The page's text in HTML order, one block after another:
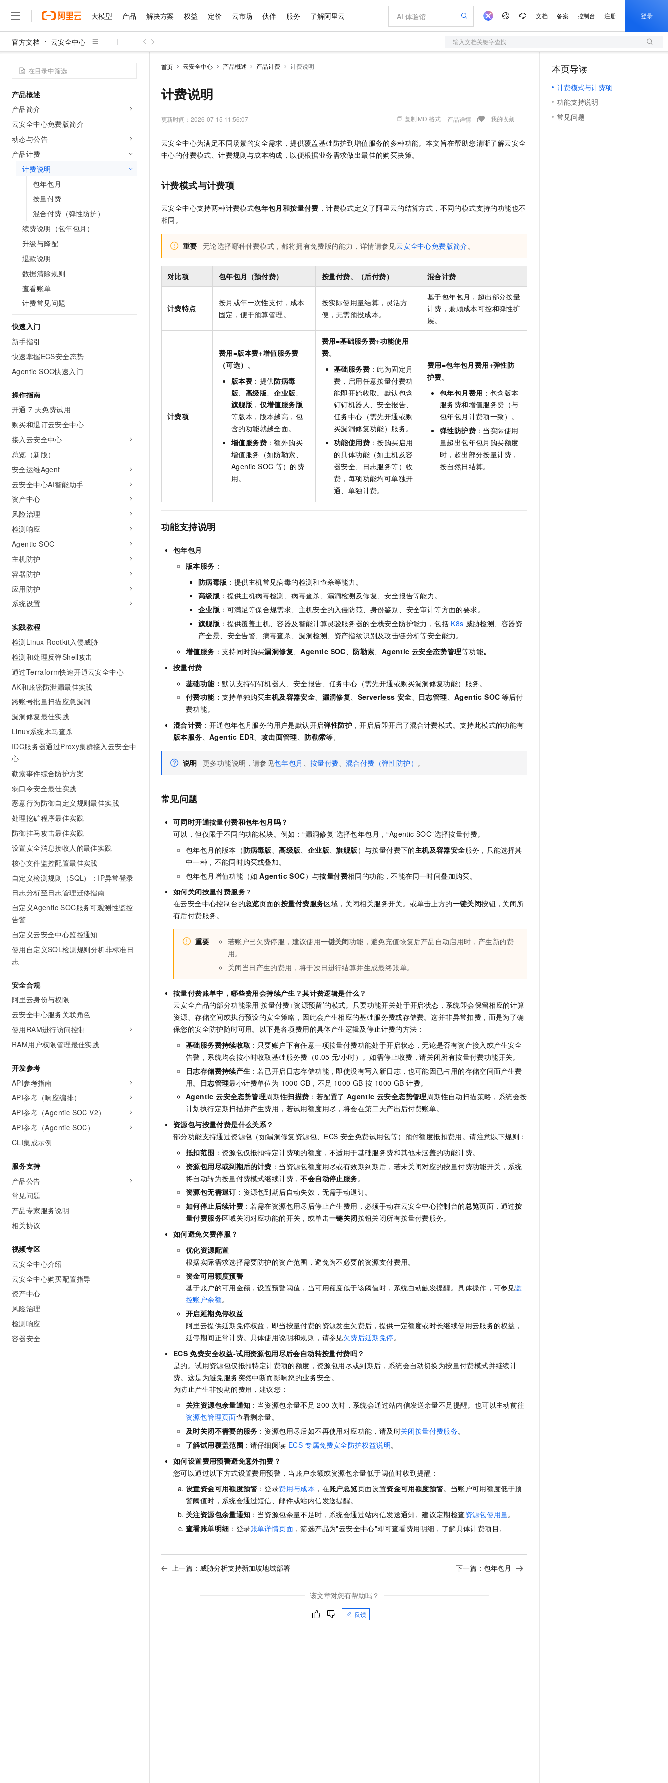
大模型 产品 解决方案 权益 定价 云市场 伙伴 服务 了解阿里云 文档 备案 控制台 注册 登录
官方文档 云安全中心 输入文档关键字查找
产品概述
产品简介
云安全中心免费版简介
动态与公告
产品计费
计费说明
包年包月
按量付费
混合付费（弹性防护）
续费说明（包年包月）
升级与降配
退款说明
数据清除规则
查看账单
计费常见问题
快速入门
新手指引
快速掌握ECS安全态势
Agentic SOC快速入门
操作指南
开通 7 天免费试用
购买和退订云安全中心
接入云安全中心
总览（新版）
安全运维Agent
云安全中心AI智能助手
资产中心
风险治理
检测响应
Agentic SOC
主机防护
容器防护
应用防护
系统设置
实践教程
检测Linux Rootkit入侵威胁
检测和处理反弹Shell攻击
通过Terraform快速开通云安全中心
AK和账密防泄漏最佳实践
跨账号批量扫描应急漏洞
漏洞修复最佳实践
Linux系统木马查杀
IDC服务器通过Proxy集群接入云安全中
心
勒索事件综合防护方案
弱口令安全最佳实践
恶意行为防御自定义规则最佳实践
处理挖矿程序最佳实践
防御挂马攻击最佳实践
设置安全消息接收人的最佳实践
核心文件监控配置最佳实践
自定义检测规则（SQL）：IP异常登录
日志分析至日志管理迁移指南
自定义Agentic SOC服务可观测性监控
告警
自定义云安全中心监控通知
使用自定义SQL检测规则分析非标准日
志
安全合规
阿里云身份与权限
云安全中心服务关联角色
使用RAM进行访问控制
RAM用户权限管理最佳实践
开发参考
API参考指南
API参考（响应编排）
API参考（Agentic SOC V2）
API参考（Agentic SOC）
CLI集成示例
服务支持
产品公告
常见问题
产品专家服务说明
相关协议
视频专区
云安全中心介绍
云安全中心购买配置指导
资产中心
风险治理
检测响应
容器安全
首页 云安全中心 产品概述 产品计费 计费说明
计费说明
更新时间： 2026-07-15 11:56:07 复制 MD 格式 产品详情 我的收藏
云安全中心为满足不同场景的安全需求，提供覆盖基础防护到增值服务的多种功能。本文旨在帮助您清晰了解云安全
中心的付费模式、计费规则与成本构成，以便根据业务需求做出最佳的购买决策。
计费模式与计费项
云安全中心支持两种计费模式包年包月和按量付费 ，计费模式定义了阿里云的结算方式，不同的模式支持的功能也不
相同。
重要 无论选择哪种付费模式，都将拥有免费版的能力，详情请参见云安全中心免费版简介。
对比项 包年包月（预付费） 按量付费、（后付费） 混合计费
计费特点
按月或年一次性支付，成本
固定，便于预算管理。
按实际使用量结算，灵活方
便，无需预投成本。
基于包年包月，超出部分按量
计费，兼顾成本可控和弹性扩
展。
计费项
费用=版本费+增值服务费
（可选）。
版本费 ：提供防病毒
版、 高级版、企业版、
旗舰版 ， 仅增值服务版
等版本，版本越高，包
含的功能就越全面。
增值服务费 ：额外购买
增值服务（如防勒索、
Agentic SOC 等）的费
用。
费用=基础服务费+功能使用
费。
基础服务费 ：此为固定月
费，启用任意按量付费功
能即开始收取。默认包含
钉钉机器人、安全报告、
任务中心（需先开通或购
买漏洞修复功能）服务。
功能使用费 ：按购买启用
的具体功能（如主机及容
器安全、日志服务等）收
费，每项功能均可单独开
通、单独计费。
费用=包年包月费用+弹性防
护费。
包年包月费用 ：包含版本
服务费和增值服务费（与
包年包月计费项一致）。
弹性防护费 ：当实际使用
量超出包年包月购买额度
时，超出部分按量计费，
按自然日结算。
功能支持说明
包年包月
版本服务 ：
防病毒版 ：提供主机常见病毒的检测和查杀等能力。
高级版 ：提供主机病毒检测、病毒查杀、漏洞检测及修复、安全报告等能力。
企业版 ：可满足等保合规需求、 主机安全的入侵防范、身份鉴别、安全审计等方面的要求。
旗舰版 ：提供覆盖主机、容器及智能计算灵骏服务器的全栈安全防护能力，包括 K8s 威胁检测、容器资
产全景、安全告警、病毒查杀、漏洞检测、资产指纹识别及攻击链分析等安全能力。
增值服务 ：支持同时购买漏洞修复、Agentic SOC、防勒索、 Agentic云安全态势管理等功能。
按量付费
基础功能： 默认支持钉钉机器人、安全报告、任务中心（需先开通或购买漏洞修复功能）服务。
付费功能： 支持单独购买主机及容器安全、 漏洞修复、 Serverless 安全、 日志管理、Agentic SOC 等后付
费功能。
混合计费 ：开通包年包月服务的用户是默认开启弹性防护 ，开启后即开启了混合计费模式。支持此模式的功能有
版本服务、Agentic EDR、 攻击面管理、防勒索等。
说明 更多功能说明，请参见包年包月 、按量付费、混合付费（弹性防护） 。
常见问题
可同时开通按量付费和包年包月吗？
可以，但仅限于不同的功能模块。例如：“漏洞修复”选择包年包月，“Agentic SOC”选择按量付费。
包年包月的版本（防病毒版、高级版、 企业版、旗舰版 ）与按量付费下的主机及容器安全服务，只能选择其
中一种，不能同时购买或叠加。
包年包月增值功能（如 Agentic SOC）与按量付费相同的功能，不能在同一时间叠加购买。
如何关闭按量付费服务 ？
在云安全中心控制台的总览页面的按量付费服务区域，关闭相关服务开关。或单击上方的一键关闭按钮，关闭所
有后付费服务。
重要 若账户已欠费停服，建议使用一键关闭功能，避免充值恢复后产品自动启用时，产生新的费
用。
关闭当日产生的费用，将于次日进行结算并生成最终账单。
按量付费账单中，哪些费用会持续产生？其计费逻辑是什么？
云安全产品的部分功能采用‘按量付费+资源预留’的模式。只要功能开关处于开启状态，系统即会保留相应的计算
资源、存储空间或执行预设的安全策略，因此会产生相应的基础服务费或存储费。这并非异常扣费，而是为了确
保您的安全防护随时可用。以下是各项费用的具体产生逻辑及停止计费的方法：
基础服务费持续收取 ：只要账户下有任意一项按量付费功能处于开启状态，无论是否有资产接入或产生安全
告警，系统均会按小时收取基础服务费（0.05 元/小时）。如需停止收费，请关闭所有按量付费功能开关。
日志存储费持续产生 ：若已开启日志存储功能，即使没有写入新日志，也可能因已占用的存储空间而产生费
用。 日志管理最小计费单位为 1000 GB，不足 1000 GB 按 1000 GB 计费。
Agentic云安全态势管理周期性扫描费 ：若配置了 Agentic云安全态势管理周期性自动扫描策略，系统会按
计划执行定期扫描并产生费用，若试用额度用尽，将会在第二天产出后付费账单。
资源包与按量付费是什么关系？
部分功能支持通过资源包（如漏洞修复资源包、ECS 安全免费试用包等）预付额度抵扣费用。请注意以下规则：
抵扣范围 ：资源包仅抵扣特定计费项的额度，不适用于基础服务费和其他未涵盖的功能计费。
资源包用尽或到期后的计费 ：当资源包额度用尽或有效期到期后，若未关闭对应的按量付费功能开关，系统
将自动转为按量付费模式继续计费，不会自动停止服务。
资源包无需退订：资源包到期后自动失效，无需手动退订。
如何停止后续计费 ：若需在资源包用尽后停止产生费用，必须手动在云安全中心控制台的总览页面，通过按
量付费服务区域关闭对应功能的开关，或单击一键关闭按钮关闭所有按量付费服务。
如何避免欠费停服？
优化资源配置
根据实际需求选择需要防护的资产范围，避免为不必要的资源支付费用。
资金可用额度预警
基于账户的可用金额，设置预警阈值，当可用额度低于该阈值时，系统自动触发提醒。具体操作，可参见监
控账户余额。
开启延期免停权益
阿里云提供延期免停权益，即当按量付费的资源发生欠费后，提供一定额度或时长继续使用云服务的权益，
延停期间正常计费。具体使用说明和规则，请参见欠费后延期免停。
ECS 免费安全权益-试用资源包用尽后会自动转按量付费吗？
是的。试用资源包仅抵扣特定计费项的额度，资源包用尽或到期后，系统会自动切换为按量付费模式并继续计
费。这是为避免服务突然中断而影响您的业务安全。
为防止产生非预期的费用，建议您：
关注资源包余量通知 ：当资源包余量不足 200 次时，系统会通过站内信发送余量不足提醒。也可以主动前往
资源包管理页面查看剩余量。
及时关闭不需要的服务 ：资源包用尽后如不再使用对应功能，请及时关闭按量付费服务。
了解试用覆盖范围 ：请仔细阅读 ECS 专属免费安全防护权益说明。
如何设置费用预警避免意外扣费？
您可以通过以下方式设置费用预警，当账户余额或资源包余量低于阈值时收到提醒：
设置资金可用额度预警 ：登录费用与成本 ，在账户总览页面设置资金可用额度预警。当账户可用额度低于预
警阈值时，系统会通过短信、邮件或站内信发送提醒。
关注资源包余量通知 ：当资源包余量不足时，系统会通过站内信发送通知。建议定期检查资源包使用量。
查看账单明细 ：登录账单详情页面 ，筛选产品为"云安全中心"即可查看费用明细，了解具体计费项目。
上一篇： 威胁分析支持新加坡地域部署 下一篇： 包年包月
该文章对您有帮助吗？
反馈
本页导读
计费模式与计费项
功能支持说明
常见问题
大模型
千问AI平台
Qwen3.8-Max HOT
Qwen3.7-Plus
Qwen3-VL-Plus
Kimi-K3 NEW
大模型服务
千问AI平台-Token Plan NEW
个人版上线、团队版降价；千问3.8-Max首发发尝鲜
在线体验全尺寸、多种模态的模型效果
AI 应用构建
大模型服务平台百炼-应用模版
丰富多元化的应用模版和解决方案
大模型服务平台百炼-智能体
灵活可视化地构建企业级 Agent
人工智能平台 PAI
大模型原生应用
Qoder HOT
面向真实软件的智能体编程平台
万有无界
企业级人与Agent协作平台，接入和调度多个数字员工
快速部署 Dify，高效搭建 AI 应用
依托云原生高可用架构,实现Dify私有化部署
10 分钟在聊天系统中增加一个 AI 助手
在企业官网、通讯软件中为客户提供 AI 客服
10分钟微调：让0.6B模型媲美235B模型
用1%尺寸在特定领域达到大模型90%以上效果
即刻拥有 DeepSeek-R1 满血版
多种方案随心选，轻松解锁专属 DeepSeek
多模态数据信息提取
从文本、图片、视频中提取结构化的属性信息
超强辅助，Bolt.diy 一步搞定创意建站
产品
精选产品
计算
容器
存储
网络与CDN
安全
中间件
数据库
大数据计算
域名与网站
终端用户计算
Serverless
开发工具
迁移与运维管理
专有云
精选产品
大模型服务与应用平台
多元化、高性能、安全可靠的大模型服务
无影云电脑
随时随地安全接入的云上超级电脑
面向分析的企业级SaaS模式云数据仓库
人工智能平台 PAI 大模型
一站式AI开发、训练和推理服务
提供一站式管理容器应用的 K8s 服务
全托管，含MySQL、PostgreSQL、SQL Server、MariaDB多引擎
Qoder
面向真实软件的智能体编程平台
云原生的云上边界网络安全防护产品
轻量应用服务器
数字证书管理服务（原SSL证书）
实现全站HTTPS，呈现可信的WEB访问
解决方案
精选解决方案
互联网应用开发
大数据
安全
网络
上云与迁云
企业出海
精选解决方案
企业级Agent产品，直接交付可用成果
HappyHorse 打造一站式影视创作平台
可视化编排打通从文字构思到成片全链路闭环
Hermes Agent，打造自进化智能体
自主进化，持久记忆，越用越聪明
轻松解锁专属 DeepSeek-V4-Pro
5 分钟轻松部署专属 QwenPaw
从聊天伙伴进化为能主动干活的本地数字员工
一句话生成原生可编辑精美 PPT 文稿
输入一句话想法, 轻松生成专业的 PPT
一键部署幻兽帕鲁游戏服务器
一键购买专属联机服务器，轻松开启游戏
权益 普惠上云
云服务器38元/年起，超值低价云产品抢先购
推荐新用户得奖励，单订单最高返9万
云工开物
高校专属算力普惠，学生认证享300元代金券
免费试用
最高领取价值200元试用点，立即开启云上创新
1亿+ 大模型 tokens 和 30+ 款产品免费体验
产品新客免费试用，最长12个月
助力企业全员 AI 认知与能力提升
AI 特惠
Token Plan 模型订阅计划 NEW
Qwen3.8-Max 首发尝鲜，限时加量 10 倍，夜间低至2折
送.CN域名，送备案服务码
夜间 5 折，Qwen/Meoo/TokenPlan 客户专享
AI 场景体验
从图文生成到视频创作，一键激活电商全链路生产力
AI 广告创作
图文、视频一站生成，高效打造优质广告素材
AI助力短剧漫剧创作，剧本、分镜、视频高效生成
AI智能应用，一键激活高效办公新体验
自动承接线索、识别商机，让客服更高效、服务更出色。
AI 活动
AI 生产力先锋
先锋实践拓展 AI 生产力的边界
飞天发布时刻
所见，即是所愿
定价 产品定价
了解云产品的定价详情
云上成本管理
管理和优化成本
价格计算器
自助选配和估算价格
配置报价器
阿里云 OPC 创新助力计划
Token 补贴，五大权
益加速 OPC 成功
云市场 精选商城
多端小程序
观测云
蓝凌 OA
畅捷通
AI空中课堂在线直播课堂（旗舰版）
生态解决方案
行业生态解决方案
数据与 API
OCR 文字识别
ERP
OA 办公系统
财税管理
基础软件
JAVA
建站小程序
模板建站
定制建站
模板小程序
APP 开发
建站系统
专业服务
伙伴 成为销售伙伴
咨询伙伴
销售伙伴合作计划
无影生态合作计划
Salesforce On Alibaba Cloud
AI 大模型销售与服务生态合作计划
成为产品伙伴 产品伙伴合作计划
云网络合作计划
成为服务伙伴
服务伙伴合作计划
Al MaaS 服务伙伴赋能合作
伙伴信用分合作计划
更多支持
服务 售前咨询
售后服务
自助服务
在线服务
工单服务
短信专区
企业增值服务
企业成长
服务实践
阿里云认证
信息公告
官网公告
开发者社区
了解阿里云 为什么选择阿里云
技术领先
分析师报告
AI 算法大赛
云开发大赛
入门学习赛
最佳实践
看见新力量
市场活动
魔搭 ModelScope
高校合作
科研合作
加入我们
校园招聘